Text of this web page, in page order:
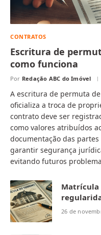
CONTRATOS
Escritura de
como funciona
Por Redação ABC do Imóvel
A escritura de permuta
oficializa a troca de
contrato deve ser
como valores atribuídos
documentação das
garantir segurança
evitando futuros
Matrícula
26 de